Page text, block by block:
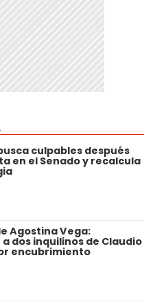
culpables después
en el Senado y recalcula
Agostina Vega:
dos inquilinos de Claudio
encubrimiento